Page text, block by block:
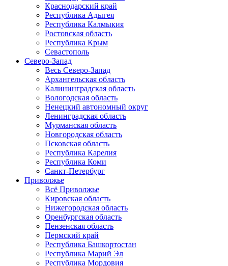
Краснодарский край
Республика Адыгея
Республика Калмыкия
Ростовская область
Республика Крым
Севастополь
Северо-Запад
Весь Северо-Запад
Архангельская область
Калининградская область
Вологодская область
Ненецкий автономный округ
Ленинградская область
Мурманская область
Новгородская область
Псковская область
Республика Карелия
Республика Коми
Санкт-Петербург
Приволжье
Всё Приволжье
Кировская область
Нижегородская область
Оренбургская область
Пензенская область
Пермский край
Республика Башкортостан
Республика Марий Эл
Республика Мордовия